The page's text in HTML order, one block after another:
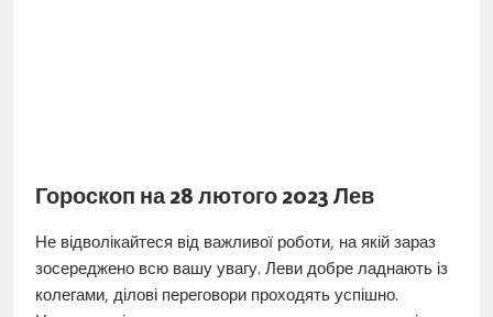
Гороскоп на 28 лютого 2023 Лев
Не відволікайтеся від важливої ​​роботи, на якій зараз
зосереджено всю вашу увагу. Леви добре ладнають із
колегами, ділові переговори проходять успішно.